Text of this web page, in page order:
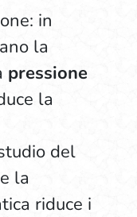
in
la
pressione
la
del
la
riduce i